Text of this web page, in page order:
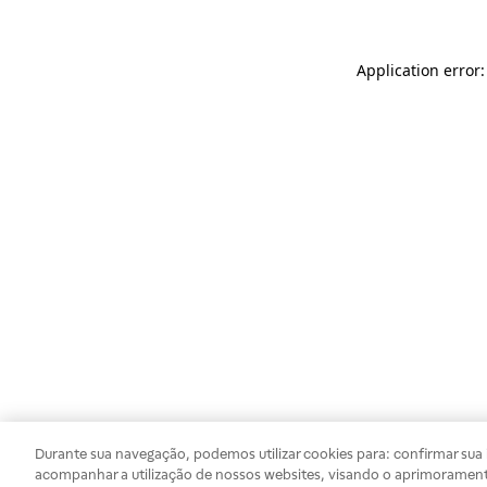
Application
Durante sua navegação, podemos utilizar cookies para: confirmar
acompanhar a utilização de nossos websites, visando o